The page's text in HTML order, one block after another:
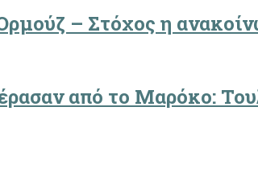
– Στόχος η
από το Μαρόκο: